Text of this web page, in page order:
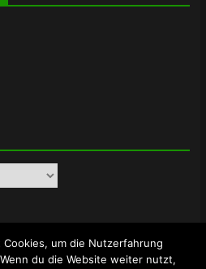
Dungeon. Alle Rechte vorbehalten.
um die Nutzerfahrung
du die Website weiter nutzt,